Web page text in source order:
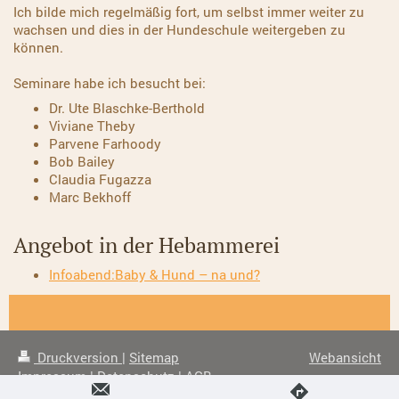
Ich bilde mich regelmäßig fort, um selbst immer weiter zu
wachsen und dies in der Hundeschule weitergeben zu
können.
Seminare habe ich besucht bei:
Dr. Ute Blaschke-Berthold
Viviane Theby
Parvene Farhoody
Bob Bailey
Claudia Fugazza
Marc Bekhoff
Angebot in der Hebammerei
Infoabend:Baby & Hund – na und?
Druckversion | Sitemap
Impressum|Datenschutz|AGB
|INSTAGRAM
Webansicht